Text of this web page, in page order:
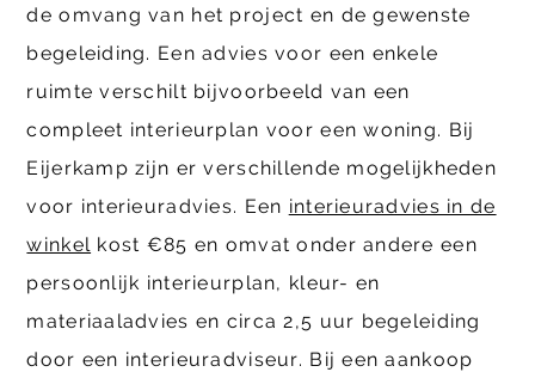
de omvang van het project en de gewenste
begeleiding. Een advies voor een enkele
ruimte verschilt bijvoorbeeld van een
compleet interieurplan voor een woning. Bij
Eijerkamp zijn er verschillende mogelijkheden
voor interieuradvies. Een interieuradvies in de
winkel kost €85 en omvat onder andere een
persoonlijk interieurplan, kleur- en
materiaaladvies en circa 2,5 uur begeleiding
door een interieuradviseur. Bij een aankoop